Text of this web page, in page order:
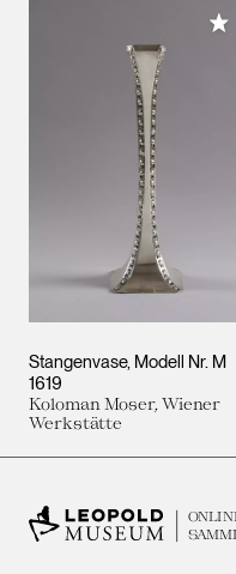
Stangenvase, Modell Nr. M
1619
Koloman Moser, Wiener
Werkstätte